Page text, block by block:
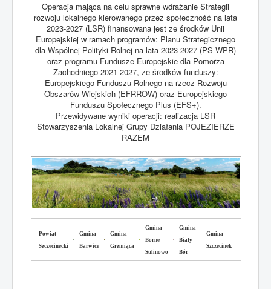
Operacja mająca na celu sprawne wdrażanie Strategii
rozwoju lokalnego kierowanego przez społeczność na lata
2023-2027 (LSR) finansowana jest ze środków Unii
Europejskiej w ramach programów: Planu Strategicznego
dla Wspólnej Polityki Rolnej na lata 2023-2027 (PS WPR)
oraz programu Fundusze Europejskie dla Pomorza
Zachodniego 2021-2027, ze środków funduszy:
Europejskiego Funduszu Rolnego na rzecz Rozwoju
Obszarów Wiejskich (EFRROW) oraz Europejskiego
Funduszu Społecznego Plus (EFS+).
Przewidywane wyniki operacji: realizacja LSR
Stowarzyszenia Lokalnej Grupy Działania POJEZIERZE
RAZEM
Powiat
Szczecinecki
Gmina
Barwice
Gmina
Grzmiąca
Gmina
Borne
Sulinowo
Gmina
Biały
Bór
Gmina
Szczecinek